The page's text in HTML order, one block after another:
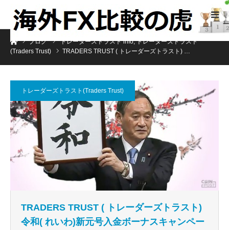
ホームブログ トレーダーズトラスト info, トレーダーズトラスト
(Traders Trust)
TRADERS TRUST ( トレーダーズトラスト) …
トレーダーズトラスト(Traders Trust)
TRADERS TRUST ( トレーダーズトラスト)
令和( れいわ)新元号入金ボーナスキャンペー